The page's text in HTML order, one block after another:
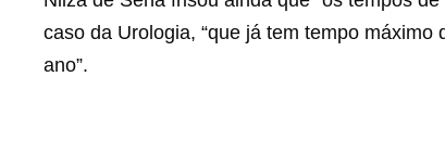
caso da Urologia, “que já tem tempo
ano”.